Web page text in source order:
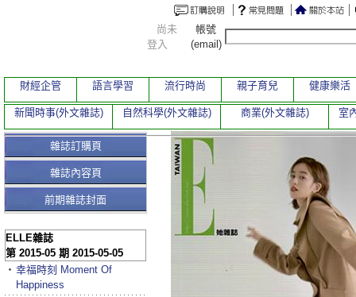
雜誌訂購頁
雜誌內容頁
前期雜誌封面
ELLE雜誌
第 2015-05 期 2015-05-05
‧ 幸福時刻 Moment Of
Happiness
尚未
登入
帳號
(email)
財經企管 語言學習 流行時尚 親子育兒 健康樂活
新聞時事(外文雜誌) 自然科學(外文雜誌) 商業(外文雜誌) 室